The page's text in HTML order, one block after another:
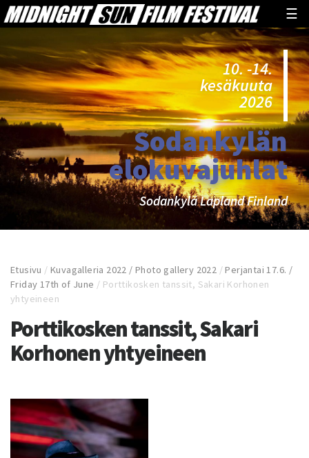
☰
10. -14.
kesäkuuta
2026
Sodankylän
elokuvajuhlat
Sodankylä Lapland Finland
Etusivu /Kuvagalleria 2022 / Photo gallery 2022 /Perjantai 17.6. /
Friday 17th of June / Porttikosken tanssit, Sakari Korhonen
yhtyeineen
Porttikosken tanssit, Sakari
Korhonen yhtyeineen